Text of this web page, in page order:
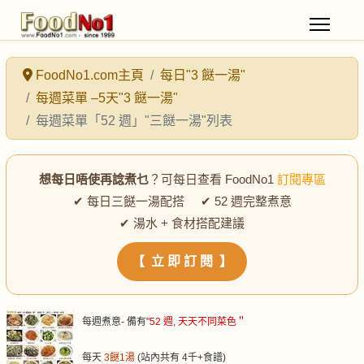
FoodNo1.com主頁
每日"3 餸一湯"
每週菜單 –5天"3 餸一湯"
每週菜單「52 週」"三餸一湯"列表
想每日唔使再諗煮乜？可每日查看 FoodNo1 訂閱專區
✔ 每日三餸一湯配搭 ✔ 52 週完整煮意
✔ 湯水 + 食材搭配建議
【 立 即 訂 閱 】
每週煮意- 備有"52 週, 天天不同菜色＂
每天 3餸1湯 (站內共有 4千+食譜)